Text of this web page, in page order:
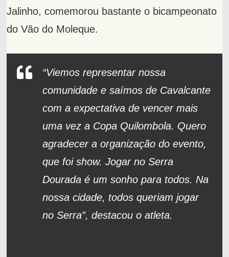
Jalinho, comemorou bastante o bicampeonato
do Vão do Moleque.
“Viemos representar nossa
comunidade e saímos de Cavalcante
com a expectativa de vencer mais
uma vez a Copa Quilombola. Quero
agradecer a organização do evento,
que foi show. Jogar no Serra
Dourada é um sonho para todos. Na
nossa cidade, todos queriam jogar
no Serra”, destacou o atleta.